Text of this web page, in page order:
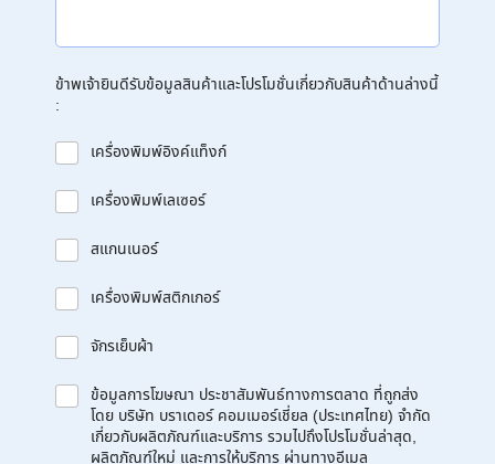
ข้าพเจ้ายินดีรับข้อมูลสินค้าและโปรโมชั่นเกี่ยวกับสินค้าด้านล่างนี้
:
เครื่องพิมพ์อิงค์แท็งก์
เครื่องพิมพ์เลเซอร์
สแกนเนอร์
เครื่องพิมพ์สติกเกอร์
จักรเย็บผ้า
ข้อมูลการโฆษณา ประชาสัมพันธ์ทางการตลาด ที่ถูกส่ง
โดย บริษัท บราเดอร์ คอมเมอร์เชี่ยล (ประเทศไทย) จำกัด
เกี่ยวกับผลิตภัณฑ์และบริการ รวมไปถึงโปรโมชั่นล่าสุด,
ผลิตภัณฑ์ใหม่ และการให้บริการ ผ่านทางอีเมล